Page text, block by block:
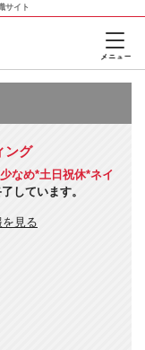
サイト
ング
なめ*土日祝休*ネイ
しています。
見る